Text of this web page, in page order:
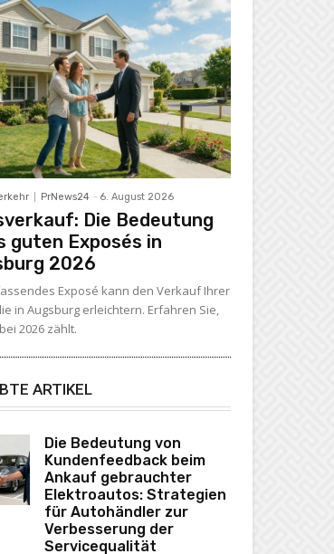
Ökosystem - SKODA
PrNews24 - 6. August 2026
Die Bedeutung
guten Exposés in
2026
Exposé kann den Verkauf Ihrer
in Augsburg erleichtern. Erfahren Sie,
2026 zählt.
ARTIKEL
Die Bedeutung von
Kundenfeedback beim
Ankauf gebrauchter
Elektroautos: Strategien
für Autohändler zur
Verbesserung der
Servicequalität